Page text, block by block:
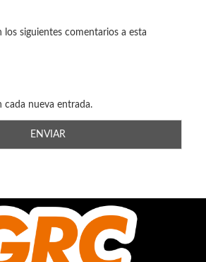
los siguientes comentarios a esta
cada nueva entrada.